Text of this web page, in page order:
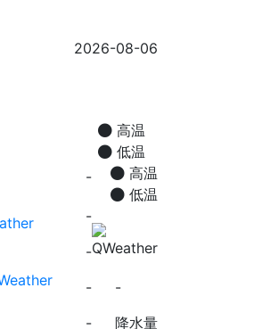
2026-08-06
高温
低温
-
高温
低温
-
-
-
-
-
降水量